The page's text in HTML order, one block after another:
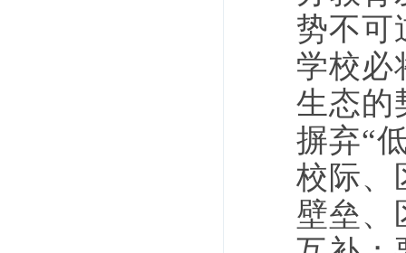
势不可
学校必
生态的
摒弃“
校际、
壁垒、